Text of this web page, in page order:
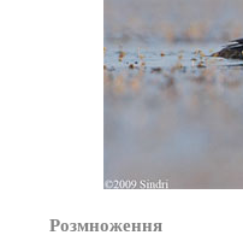
Розмноження